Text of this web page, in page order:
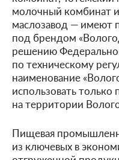
молочный комбинат
маслозавод — имеют
под брендом
решению
по техническому
наименование
использовать
на территории
Пищевая
из ключевых в